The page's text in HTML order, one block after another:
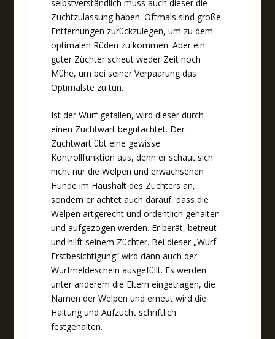
selbstverständlich muss auch dieser die
Zuchtzulassung haben. Oftmals sind große
Entfernungen zurückzulegen, um zu dem
optimalen Rüden zu kommen. Aber ein
guter Züchter scheut weder Zeit noch
Mühe, um bei seiner Verpaarung das
Optimalste zu tun.
Ist der Wurf gefallen, wird dieser durch
einen Zuchtwart begutachtet. Der
Zuchtwart übt eine gewisse
Kontrollfunktion aus, denn er schaut sich
nicht nur die Welpen und erwachsenen
Hunde im Haushalt des Züchters an,
sondern er achtet auch darauf, dass die
Welpen artgerecht und ordentlich gehalten
und aufgezogen werden. Er berät, betreut
und hilft seinem Züchter. Bei dieser „Wurf-
Erstbesichtigung“ wird dann auch der
Wurfmeldeschein ausgefüllt. Es werden
unter anderem die Eltern eingetragen, die
Namen der Welpen und erneut wird die
Haltung und Aufzucht schriftlich
festgehalten.